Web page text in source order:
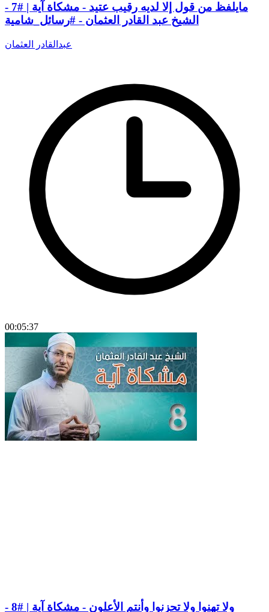
مايلفظ من قول إلا لديه رقيب عتيد - مشكاة آية | #7 -
الشيخ عبد القادر العثمان - #رسائل_شامية
عبدالقادر العثمان
00:05:37
ولا تهنوا ولا تحزنوا وأنتم الأعلون - مشكاة آية | #8 -